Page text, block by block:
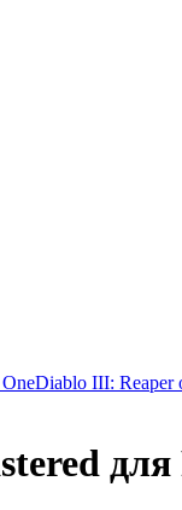
Diablo III: Reaper